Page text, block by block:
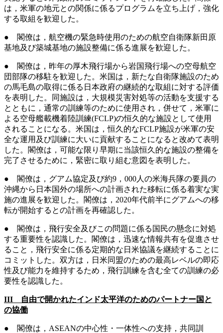
は，米軍の地元との関係に係るプログラムを立ち上げ，強化
する取組を歓迎した。
● 閣僚は，航空機の緊急時使用のための航空自衛隊新田原
基地及び築城基地の施設整備に係る進展を歓迎した。
● 閣僚は，昨年の厚木飛行場から岩国飛行場への空母航空
団部隊の移駐を歓迎した。米国は，新たな自衛隊施設のため
の馬毛島の取得に係る日本政府の継続的な取組に対する評価
を表明した。同施設は，大規模災害対処等の活動を支援する
とともに，通常の訓練等のために使用され，併せて，米軍に
よる空母艦載機着陸訓練(FCLP)の恒久的な施設として使用
されることになる。米国は，恒久的なFCLP施設が米軍の安
全な運用及び訓練に大いに貢献することになると改めて表明
した。閣僚は，可能な限り早期に当該恒久的な施設の整備を
完了させるために，緊密に取り組む意図を表明した。
● 閣僚は，グアム協定及び約9，000人の米海兵隊の要員の
沖縄から日本国外の場所への計画された移転に係る着実な実
施の進展を歓迎した。閣僚は，2020年代前半にグアムへの移
転が開始するとの計画を再確認した。
● 閣僚は，飛行安全及びこの問題に係る国民の懸念に対処
する重要性を認識した。閣僚は，迅速な情報共有を促進させ
ること，飛行安全に係る定期的な日米協議を継続することに
コミットした。双方は，日米同盟のための最高レベルの即応
性及び能力を維持するため，飛行訓練を含む全ての訓練の必
要性を認識した。
III 自由で開かれたインド太平洋のためのパートナー国と
の協働
● 閣僚は，ASEANの中心性・一体性への支持，共同訓